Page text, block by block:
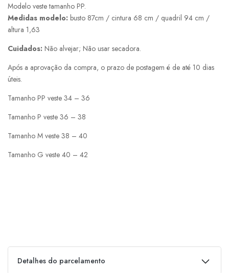
Modelo veste tamanho PP.
Medidas modelo: busto 87cm / cintura 68 cm / quadril 94 cm /
altura 1,63
Cuidados: Não alvejar; Não usar secadora.
Após a aprovação da compra, o prazo de postagem é de até 10 dias
úteis.
Tamanho PP veste 34 – 36
Tamanho P veste 36 – 38
Tamanho M veste 38 – 40
Tamanho G veste 40 – 42
Detalhes do parcelamento